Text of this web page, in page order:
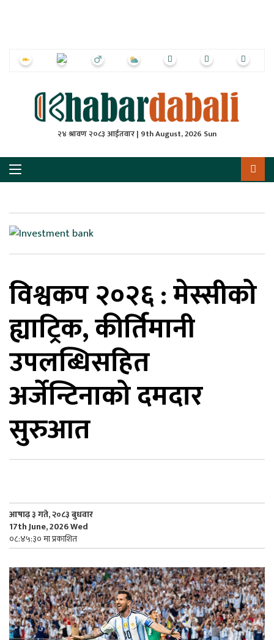
२४ श्रावण २०८३ आईतवार | 9th August, 2026 Sun
विश्वकप २०२६ : मेस्सीको
ह्याट्रिक, कीर्तिमानी
उपलब्धिसहित
अर्जेन्टिनाको दमदार
सुरुआत
आषाढ़ ३ गते, २०८३ बुधवार
17th June, 2026 Wed
०८:४५:३० मा प्रकाशित